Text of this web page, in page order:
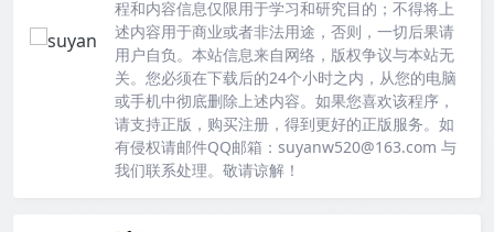
程和内容信息仅限用于学习和研究目的；不得将上
述内容用于商业或者非法用途，否则，一切后果请
用户自负。本站信息来自网络，版权争议与本站无
关。您必须在下载后的24个小时之内，从您的电脑
或手机中彻底删除上述内容。如果您喜欢该程序，
请支持正版，购买注册，得到更好的正版服务。如
有侵权请邮件QQ邮箱：suyanw520@163.com 与
我们联系处理。敬请谅解！